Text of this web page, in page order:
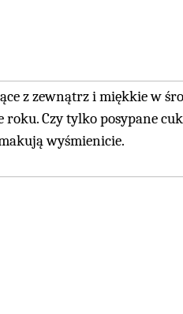
z zewnątrz i miękkie w
roku. Czy tylko posypane
wyśmienicie.